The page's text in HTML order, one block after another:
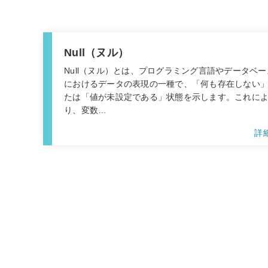
Null（ヌル）
Null（ヌル）とは、プログラミング言語やデータベー
におけるデータの表現の一種で、「何も存在しない
たは「値が未設定である」状態を示します。これによ
り、変数…